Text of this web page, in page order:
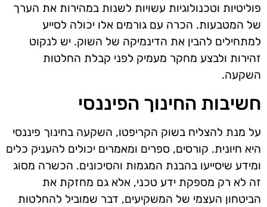
פוליטיות וטכנולוגיות עשויות לשנות במהירות את הערך
של המטבעות. הכרה עם גורמים אלו יכולה לסייע
למתחילים להבין את הדינמיקה של השוק. יש לנקוט
זהירות ולבצע מחקר מעמיק לפני קבלת החלטות
השקעה.
חשיבות החינוך הפיננסי
על מנת להצליח בשוק הקריפטו, השקעה בחינוך פיננסי
היא חיונית. קורסים, ספרים ומאמרים יכולים להעניק כלים
ומידע שיסייעו בהבנת המגמות והסיכונים. הכשרה מסוג
זה לא רק מספקת ידע טכני, אלא גם מחזקת את
הביטחון העצמי של המשקיעים, דבר שמוביל להחלטות